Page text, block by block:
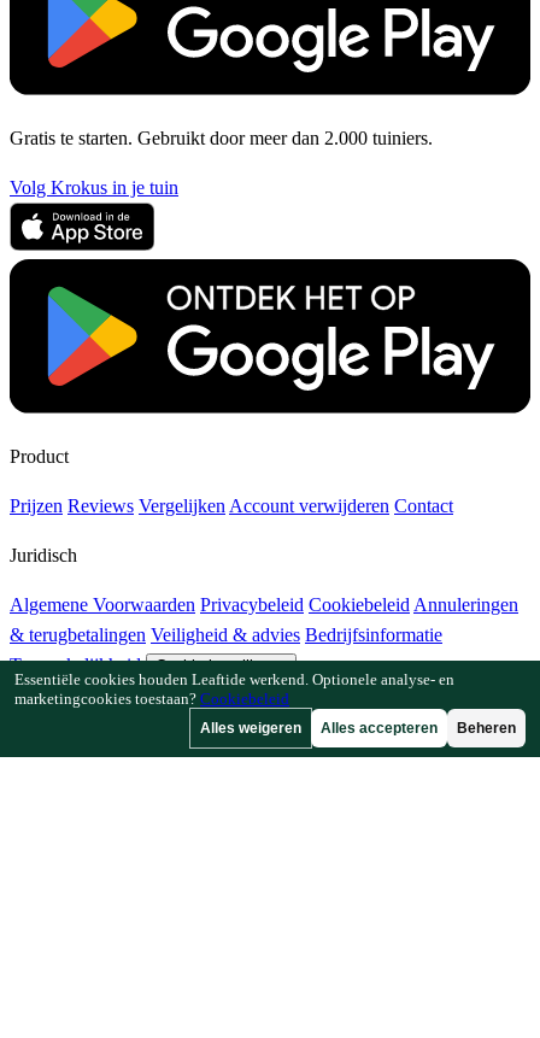
Gratis te starten. Gebruikt door meer dan 2.000 tuiniers.
Volg Krokus in je tuin
Product
Prijzen Reviews Vergelijken Account verwijderen Contact
Juridisch
Algemene Voorwaarden Privacybeleid Cookiebeleid Annuleringen
& terugbetalingen Veiligheid & advies Bedrijfsinformatie
Toegankelijkheid
Cookie-instellingen
Hoe Leaftide werkt Tuinplanner-gids Plantenbibliotheek Tuingalerij
Essentiële cookies houden Leaftide werkend. Optionele analyse- en
marketingcookies toestaan? Cookiebeleid
Alles weigeren Alles accepteren Beheren